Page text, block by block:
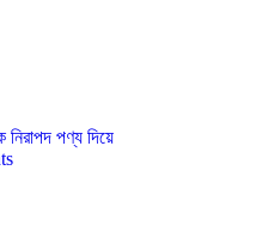
পণ্য দিয়ে